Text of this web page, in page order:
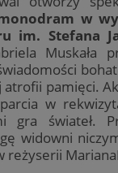
w
im. Stefana
Muskała
atrofii pamięci.
w
gra świateł.
widowni
reżyserii